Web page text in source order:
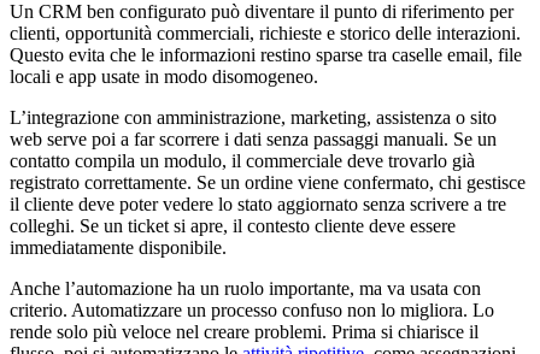
Un CRM ben configurato può diventare il punto di riferimento per
clienti, opportunità commerciali, richieste e storico delle interazioni.
Questo evita che le informazioni restino sparse tra caselle email, file
locali e app usate in modo disomogeneo.
L’integrazione con amministrazione, marketing, assistenza o sito
web serve poi a far scorrere i dati senza passaggi manuali. Se un
contatto compila un modulo, il commerciale deve trovarlo già
registrato correttamente. Se un ordine viene confermato, chi gestisce
il cliente deve poter vedere lo stato aggiornato senza scrivere a tre
colleghi. Se un ticket si apre, il contesto cliente deve essere
immediatamente disponibile.
Anche l’automazione ha un ruolo importante, ma va usata con
criterio. Automatizzare un processo confuso non lo migliora. Lo
rende solo più veloce nel creare problemi. Prima si chiarisce il